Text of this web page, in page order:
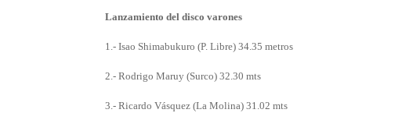
Lanzamiento del disco varones
1.- Isao Shimabukuro (P. Libre) 34.35 metros
2.- Rodrigo Maruy (Surco) 32.30 mts
3.- Ricardo Vásquez (La Molina) 31.02 mts